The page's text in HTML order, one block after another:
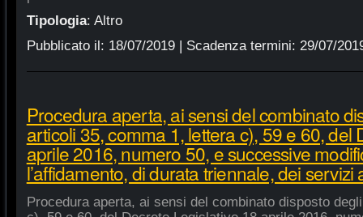
Tipologia: Altro
Pubblicato il: 18/07/2019| Scadenza termini: 29/07/
Procedura aperta, ai sensi del combinato
articoli 35, comma 1, lettera c), 59 e 60, del
aprile 2016, numero 50, e successive
l’affidamento, di durata triennale, dei servizi
Procedura aperta, ai sensi del combinato disposto